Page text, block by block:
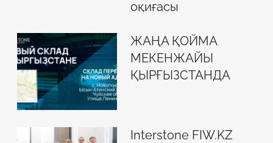
оқиғасы
ЖАҢА ҚОЙМА
МЕКЕНЖАЙЫ
ҚЫРҒЫЗСТАНДА
Interstone FIW.KZ